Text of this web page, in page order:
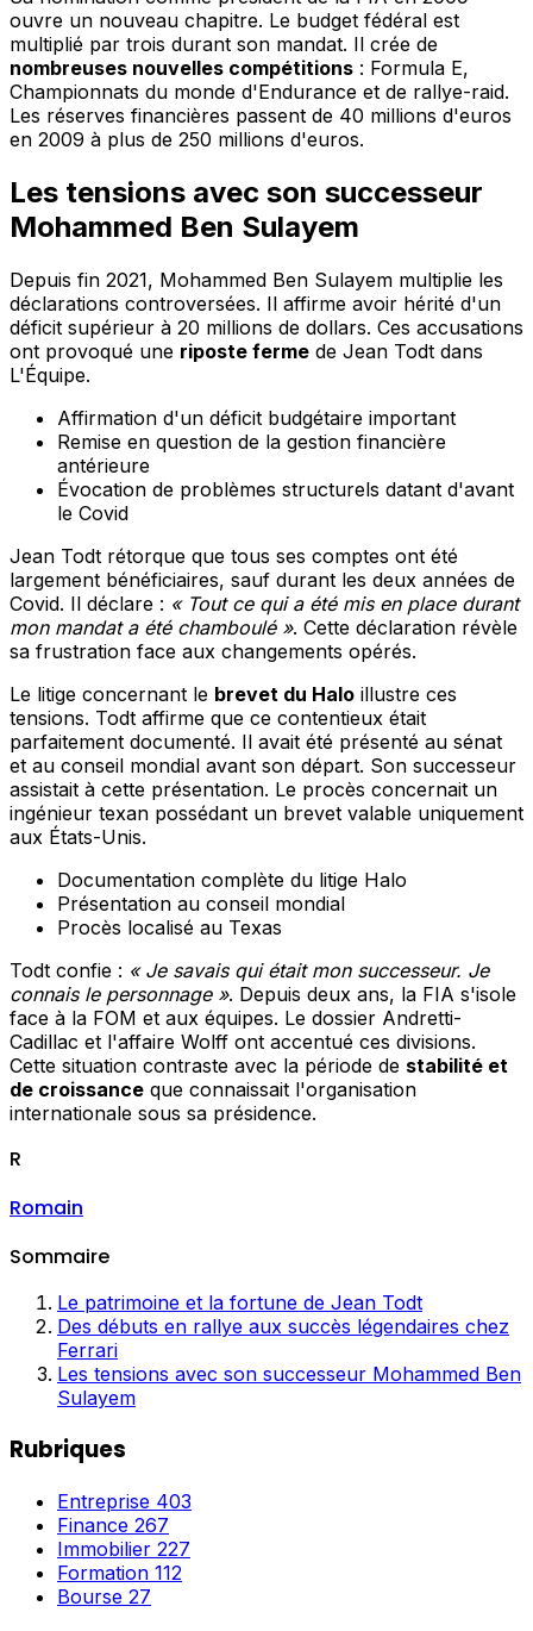
ouvre un nouveau chapitre. Le budget fédéral est
multiplié par trois durant son mandat. Il crée de
nombreuses nouvelles compétitions : Formula E,
Championnats du monde d'Endurance et de rallye-raid.
Les réserves financières passent de 40 millions d'euros
en 2009 à plus de 250 millions d'euros.
Les tensions avec son successeur
Mohammed Ben Sulayem
Depuis fin 2021, Mohammed Ben Sulayem multiplie les
déclarations controversées. Il affirme avoir hérité d'un
déficit supérieur à 20 millions de dollars. Ces accusations
ont provoqué une riposte ferme de Jean Todt dans
L'Équipe.
Affirmation d'un déficit budgétaire important
Remise en question de la gestion financière
antérieure
Évocation de problèmes structurels datant d'avant
le Covid
Jean Todt rétorque que tous ses comptes ont été
largement bénéficiaires, sauf durant les deux années de
Covid. Il déclare : « Tout ce qui a été mis en place durant
mon mandat a été chamboulé ». Cette déclaration révèle
sa frustration face aux changements opérés.
Le litige concernant le brevet du Halo illustre ces
tensions. Todt affirme que ce contentieux était
parfaitement documenté. Il avait été présenté au sénat
et au conseil mondial avant son départ. Son successeur
assistait à cette présentation. Le procès concernait un
ingénieur texan possédant un brevet valable uniquement
aux États-Unis.
Documentation complète du litige Halo
Présentation au conseil mondial
Procès localisé au Texas
Todt confie : « Je savais qui était mon successeur. Je
connais le personnage ». Depuis deux ans, la FIA s'isole
face à la FOM et aux équipes. Le dossier Andretti-
Cadillac et l'affaire Wolff ont accentué ces divisions.
Cette situation contraste avec la période de stabilité et
de croissance que connaissait l'organisation
internationale sous sa présidence.
R
Romain
Sommaire
Le patrimoine et la fortune de Jean Todt
Des débuts en rallye aux succès légendaires chez
Ferrari
Les tensions avec son successeur Mohammed Ben
Sulayem
Rubriques
Entreprise 403
Finance 267
Immobilier 227
Formation 112
Bourse 27